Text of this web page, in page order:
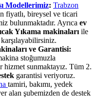
Modellerimiz: Trabzon
fiyatlı, bireysel ve ticari
bulunmaktadır. Ayrıca ev
Yıkama makinaları ile
ve Garantisi:
stoğumuzla
hizmet sunmaktayız. Tüm 2.
garantisi veriyoruz.
tamiri, bakımı, yedek
alan şubemizden de destek